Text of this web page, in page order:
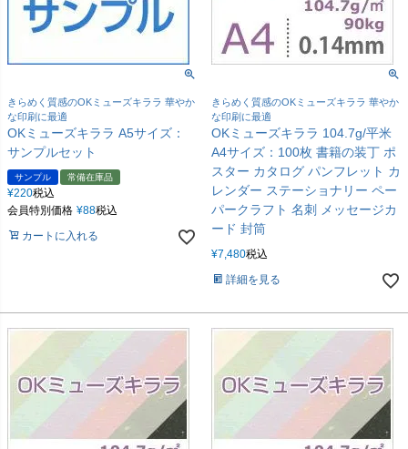
きらめく質感のOKミューズキララ 華やか
な印刷に最適
OKミューズキララ A5サイズ：
サンプルセット
サンプル 常備在庫品
¥220税込
会員特別価格 ¥88税込
カートに入れる
きらめく質感のOKミューズキララ 華やか
な印刷に最適
OKミューズキララ 104.7g/平米
A4サイズ：100枚 書籍の装丁 ポ
スター カタログ パンフレット カ
レンダー ステーショナリー ペー
パークラフト 名刺 メッセージカ
ード 封筒
¥7,480税込
詳細を見る